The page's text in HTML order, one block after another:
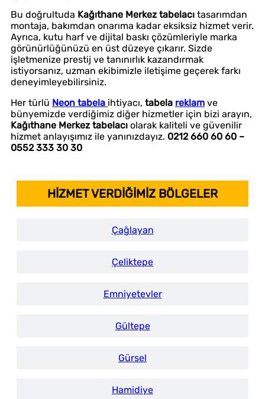
Bu doğrultuda Kağıthane Merkez tabelacı tasarımdan
montaja, bakımdan onarıma kadar eksiksiz hizmet verir.
Ayrıca, kutu harf ve dijital baskı çözümleriyle marka
görünürlüğünüzü en üst düzeye çıkarır. Sizde
işletmenize prestij ve tanınırlık kazandırmak
istiyorsanız, uzman ekibimizle iletişime geçerek farkı
deneyimleyebilirsiniz.
Her türlü Neon tabela ihtiyacı, tabela reklam ve
bünyemizde verdiğimiz diğer hizmetler için bizi arayın,
Kağıthane Merkez tabelacı olarak kaliteli ve güvenilir
hizmet anlayışımız ile yanınızdayız. 0212 660 60 60 –
0552 333 30 30
HİZMET VERDİĞİMİZ BÖLGELER
Çağlayan
Çeliktepe
Emniyetevler
Gültepe
Gürsel
Hamidiye